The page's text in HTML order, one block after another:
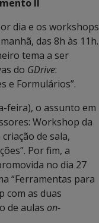
II
dia e os workshops
das 8h às 11h.
tema a ser
do GDrive:
e Formulários”.
feira), o assunto em
Workshop da
criação de sala,
Por fim, a
no dia 27
“Ferramentas para
com as duas
de aulas on-